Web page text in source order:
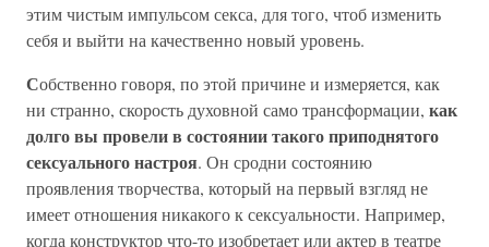
этим чистым импульсом секса, для того, чтоб изменить
себя и выйти на качественно новый уровень.
Собственно говоря, по этой причине и измеряется, как
ни странно, скорость духовной само трансформации, как
долго вы провели в состоянии такого приподнятого
сексуального настроя. Он сродни состоянию
проявления творчества, который на первый взгляд не
имеет отношения никакого к сексуальности. Например,
когда конструктор что-то изобретает или актер в театре